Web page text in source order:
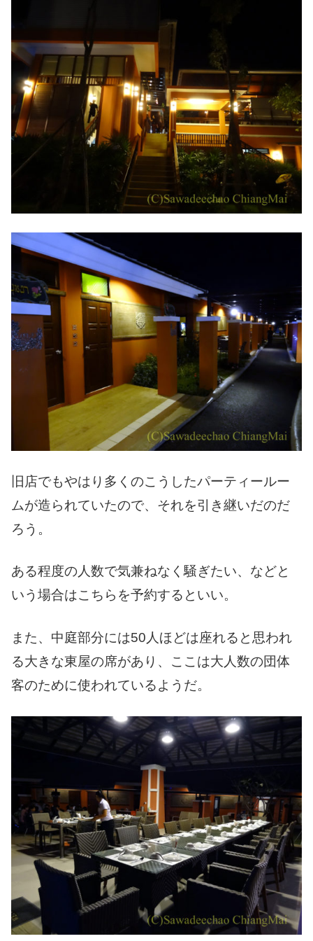
旧店でもやはり多くのこうしたパーティールー
ムが造られていたので、それを引き継いだのだ
ろう。
ある程度の人数で気兼ねなく騒ぎたい、などと
いう場合はこちらを予約するといい。
また、中庭部分には50人ほどは座れると思われ
る大きな東屋の席があり、ここは大人数の団体
客のために使われているようだ。